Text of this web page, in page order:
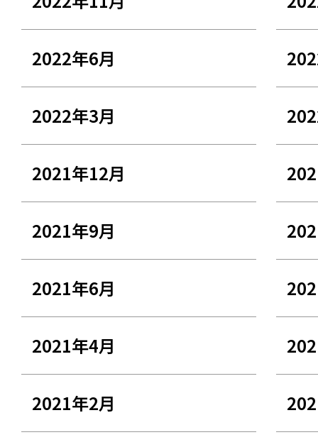
2022年6月
2022年3月
2021年12月
2021年9月
2021年6月
2021年4月
2021年2月